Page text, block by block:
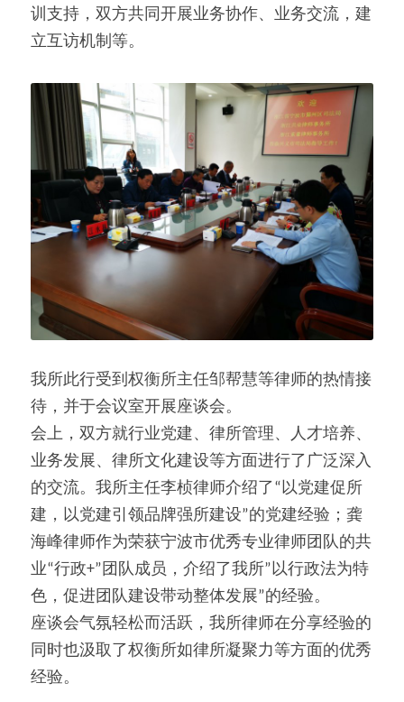
训支持，双方共同开展业务协作、业务交流，建
立互访机制等。
我所此行受到权衡所主任邹帮慧等律师的热情接
待，并于会议室开展座谈会。
会上，双方就行业党建、律所管理、人才培养、
业务发展、律所文化建设等方面进行了广泛深入
的交流。我所主任李桢律师介绍了“以党建促所
建，以党建引领品牌强所建设”的党建经验；龚
海峰律师作为荣获宁波市优秀专业律师团队的共
业“行政+”团队成员，介绍了我所”以行政法为特
色，促进团队建设带动整体发展”的经验。
座谈会气氛轻松而活跃，我所律师在分享经验的
同时也汲取了权衡所如律所凝聚力等方面的优秀
经验。